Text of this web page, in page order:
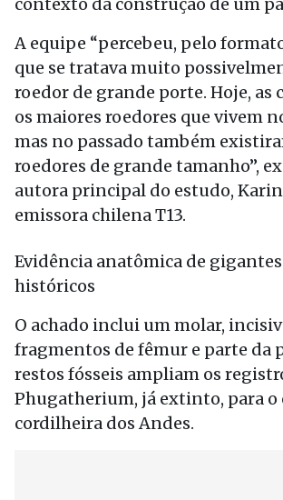
A equipe “percebeu, pelo
que se tratava muito
roedor de grande porte. Hoje, as
os maiores roedores que vivem
mas no passado também
roedores de grande tamanho”,
autora principal do estudo,
emissora chilena T13.
Evidência anatômica de
históricos
O achado inclui um molar,
fragmentos de fêmur e parte da
restos fósseis ampliam os
Phugatherium, já extinto, para o
cordilheira dos Andes.